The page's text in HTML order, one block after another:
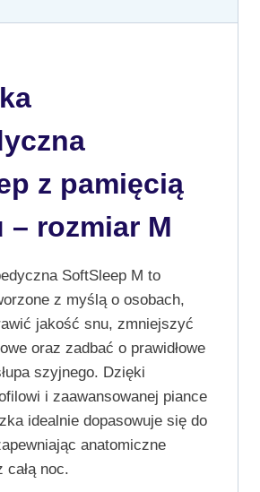
z pamięcią
– rozmiar M
SoftSleep M to
z myślą o osobach,
jakość snu, zmniejszyć
oraz zadbać o prawidłowe
szyjnego. Dzięki
i zaawansowanej piance
idealnie dopasowuje się do
anatomiczne
całą noc.